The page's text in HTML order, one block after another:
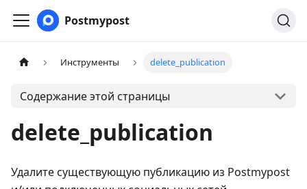
Postmypost
Инструменты delete_publication
Содержание этой страницы
delete_publication
Удалите существующую публикацию из Postmypost